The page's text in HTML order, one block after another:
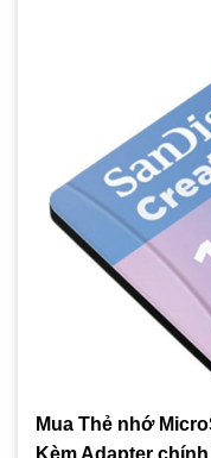
Mua Thẻ nhớ
Kèm Adapter